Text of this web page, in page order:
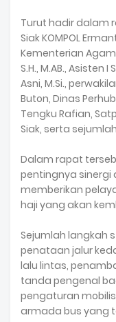
‎Turut hadir dalam
Siak KOMPOL
Kementerian
S.H., M.AB., Asisten
Asni, M.Si.,
Buton, Dinas
Tengku Rafian,
Siak, serta
‎Dalam rapat
pentingnya sinergi
memberikan
haji yang akan
‎Sejumlah langkah
penataan jalur
lalu lintas,
tanda pengenal
pengaturan
armada bus yang